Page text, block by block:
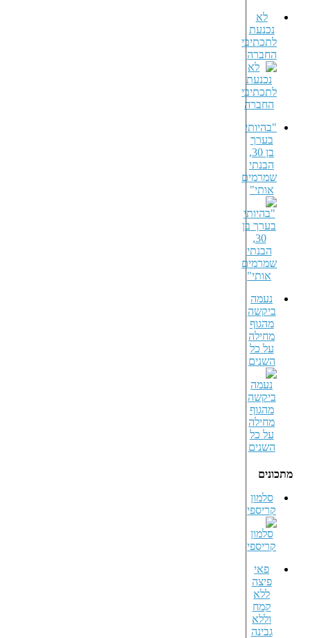
לא
נכנעת
לתכתיבי
החברה
"בהיותי
בערך
בן 30,
הבנתי
שמרמים
אותי"
נעמה
ביקשה
מהגוף
מחילה
על כל
השנים
מתכונים
סלמון
קריספי
פאי
פיצה
ללא
קמח
וללא
גבינה